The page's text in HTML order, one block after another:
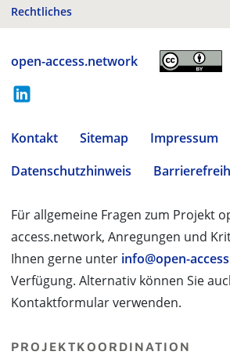
Rechtliches
open-access.network
Kontakt Sitemap
Impressum
Datenschutzhinweis
Für allgemeine Fragen zum Projekt
access.network, Anregungen und
Ihnen gerne unter info@open-
Verfügung. Alternativ können Sie
Kontaktformular verwenden.
PROJEKTKOORDINATION